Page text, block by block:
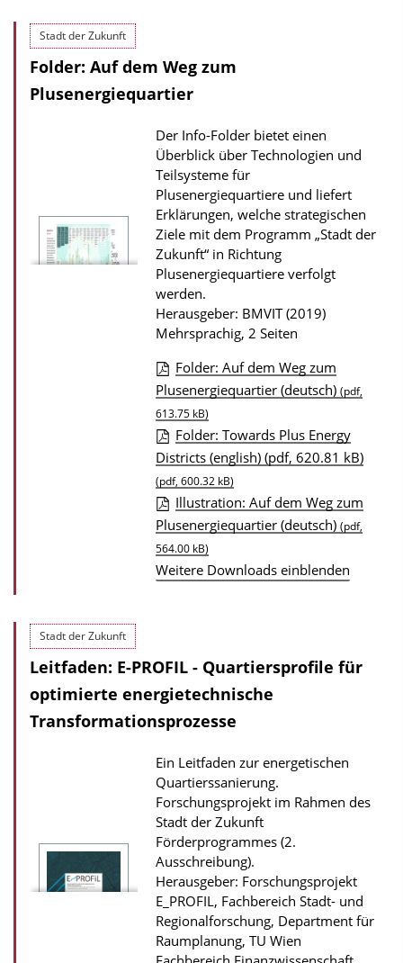
l
o
d
s
z
u
r
P
u
b
i
k
a
t
i
o
n
Stadt der Zukunft
Folder: Auf dem Weg zum
Plusenergiequartier
Der Info-Folder bietet einen
Überblick über Technologien und
Teilsysteme für
Plusenergiequartiere und liefert
Erklärungen, welche strategischen
Ziele mit dem Programm „Stadt der
Zukunft“ in Richtung
Plusenergiequartiere verfolgt
werden.
Herausgeber: BMVIT (2019)
Mehrsprachig, 2 Seiten
D
o
w
n
l
o
a
d
r
P
u
l
i
k
a
t
i
o
n
Folder: Auf dem Weg zum
Plusenergiequartier (deutsch) (pdf,
613.75 kB)
Folder: Towards Plus Energy
Districts (english) (pdf, 620.81 kB)
(pdf, 600.32 kB)
Illustration: Auf dem Weg zum
Plusenergiequartier (deutsch) (pdf,
564.00 kB)
Weitere Downloads einblenden
Stadt der Zukunft
Leitfaden: E-PROFIL - Quartiersprofile für
optimierte energietechnische
Transformationsprozesse
Ein Leitfaden zur energetischen
Quartierssanierung.
Forschungsprojekt im Rahmen des
Stadt der Zukunft
Förderprogrammes (2.
Ausschreibung).
Herausgeber: Forschungsprojekt
E_PROFIL, Fachbereich Stadt- und
Regionalforschung, Department für
Raumplanung, TU Wien